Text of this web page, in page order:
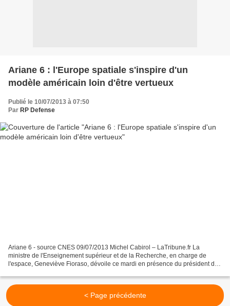
Ariane 6 : l'Europe spatiale s'inspire d'un
modèle américain loin d'être vertueux
Publié le 10/07/2013 à 07:50
Par RP Defense
Ariane 6 - source CNES 09/07/2013 Michel Cabirol – LaTribune.fr La
ministre de l'Enseignement supérieur et de la Recherche, en charge de
l'espace, Geneviève Fioraso, dévoile ce mardi en présence du président du
< Page précédente